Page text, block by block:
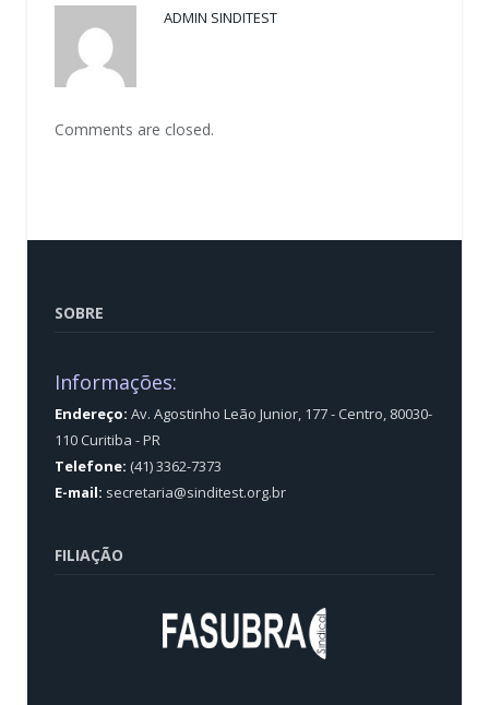
ADMIN SINDITEST
Comments are closed.
SOBRE
Informações:
Endereço: Av. Agostinho Leão Junior, 177 - Centro, 80030-
110 Curitiba - PR
Telefone: (41) 3362-7373
E-mail: secretaria@sinditest.org.br
FILIAÇÃO